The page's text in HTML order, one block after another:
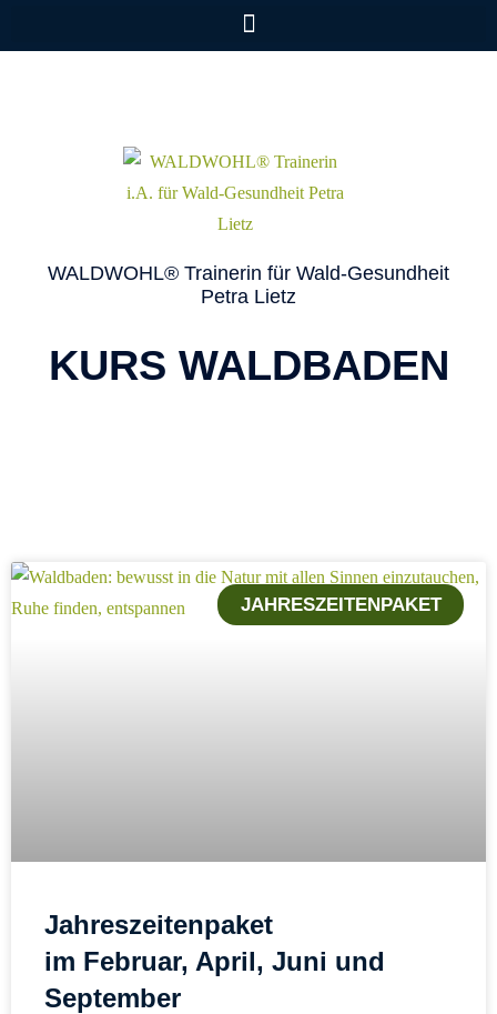
WALDWOHL® Trainerin für Wald-Gesundheit
Petra Lietz
KURS WALDBADEN
JAHRESZEITENPAKET
Jahreszeitenpaket
im Februar, April, Juni und
September